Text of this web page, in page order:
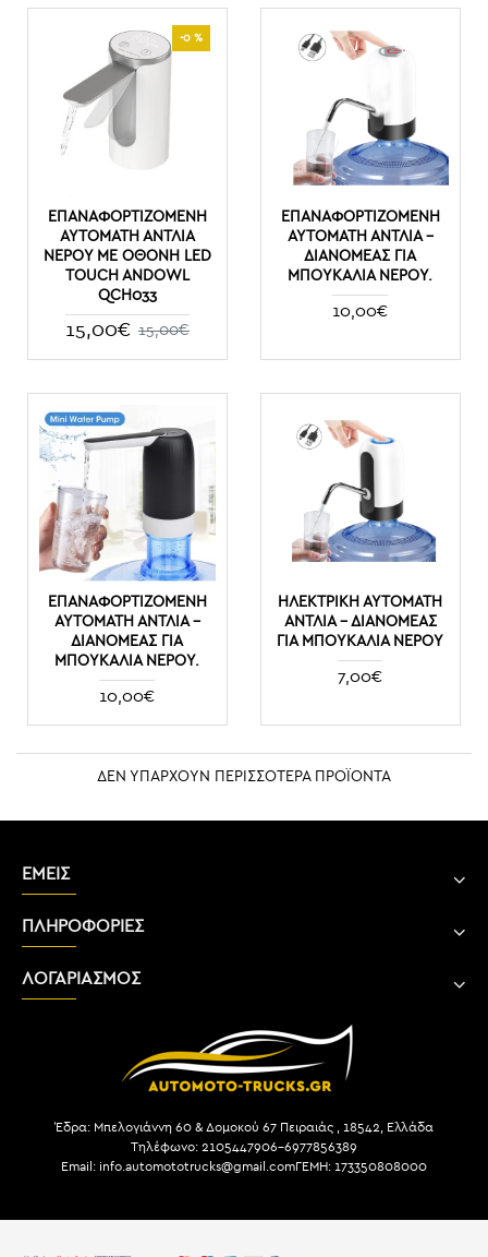
-0 %
ΕΠΑΝΑΦΟΡΤΙΖΌΜΕΝΗ
ΑΥΤΌΜΑΤΗ ΑΝΤΛΊΑ
ΝΕΡΟΎ ΜΕ ΟΘΌΝΗ LED
TOUCH ANDOWL
QCH033
15,00€ 15,00€
ΕΠΑΝΑΦΟΡΤΙΖΌΜΕΝΗ
ΑΥΤΌΜΑΤΗ ΑΝΤΛΊΑ –
ΔΙΑΝΟΜΈΑΣ ΓΙΑ
ΜΠΟΥΚΆΛΙΑ ΝΕΡΟΎ.
10,00€
ΕΠΑΝΑΦΟΡΤΙΖΌΜΕΝΗ
ΑΥΤΌΜΑΤΗ ΑΝΤΛΊΑ –
ΔΙΑΝΟΜΈΑΣ ΓΙΑ
ΜΠΟΥΚΆΛΙΑ ΝΕΡΟΎ.
10,00€
ΗΛΕΚΤΡΙΚΉ ΑΥΤΌΜΑΤΗ
ΑΝΤΛΊΑ - ΔΙΑΝΟΜΈΑΣ
ΓΙΑ ΜΠΟΥΚΆΛΙΑ ΝΕΡΟΎ
7,00€
ΔΕΝ ΥΠΑΡΧΟΥΝ ΠΕΡΙΣΣΟΤΕΡΑ ΠΡΟΪΟΝΤΑ
ΕΜΕΙΣ
ΠΛΗΡΟΦΟΡΙΕΣ
ΛΟΓΑΡΙΑΣΜΟΣ
Έδρα: Μπελογιάννη 60 & Δομοκού 67 Πειραιάς , 18542, Ελλάδα
Τηλέφωνο: 2105447906-6977856389
Email: info.automototrucks@gmail.comΓΕΜΗ: 173350808000